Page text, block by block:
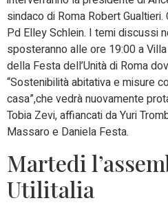
sindaco di Roma Robert
Pd Elley Schlein. I temi discussi
sposteranno alle ore 19:00 a
della Festa dell’Unità di Roma
“Sostenibilità abitativa e misure
casa”,che vedrà nuovamente
Tobia Zevi, affiancati da Yuri
Massaro e Daniela Festa.
Martedi
Utilitalia